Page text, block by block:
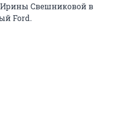
Ирины Свешниковой в
Ford.